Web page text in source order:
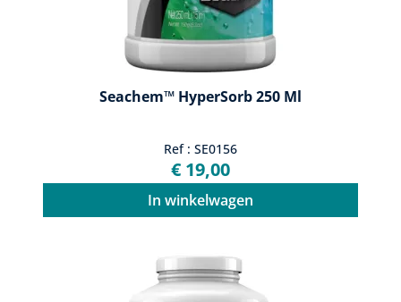
Seachem™ HyperSorb 250 Ml
Ref : SE0156
€ 19,00
In winkelwagen